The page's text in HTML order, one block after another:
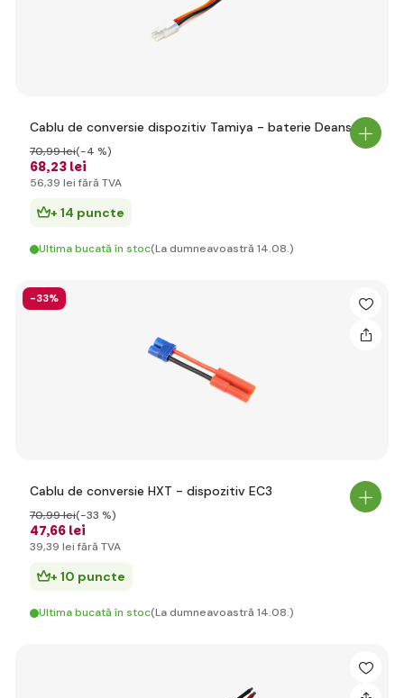
Cablu de conversie dispozitiv Tamiya - baterie Deans
68,23 lei
70,99 lei(-4 %)
56,39 lei fără TVA
+ 14 puncte
Ultima bucată în stoc(La dumneavoastră 14.08.)
-33%
Cablu de conversie HXT - dispozitiv EC3
47,66 lei
70,99 lei(-33 %)
39,39 lei fără TVA
+ 10 puncte
Ultima bucată în stoc(La dumneavoastră 14.08.)